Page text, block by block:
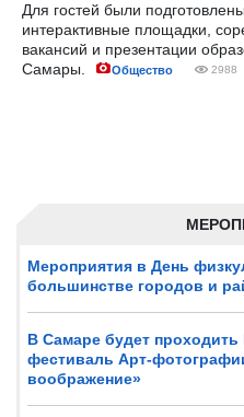
Мероприятия в День
большинстве городов и
В Самаре будет
фестиваль Арт-
воображение»
Для гостей были
интерактивные площадки,
вакансий и презентации
Самары.
Общество 2988